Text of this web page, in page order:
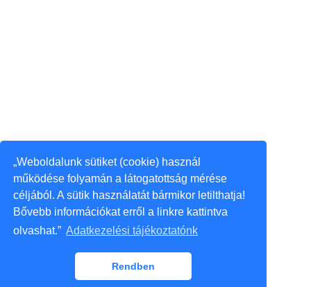
„Weboldalunk sütiket (cookie) használ
működése folyamán a látogatottság mérése
céljából. A sütik használatát bármikor letilthatja!
Bővebb információkat erről a linkre kattintva
olvashat.” Adatkezelési tájékoztatónk
Rendben